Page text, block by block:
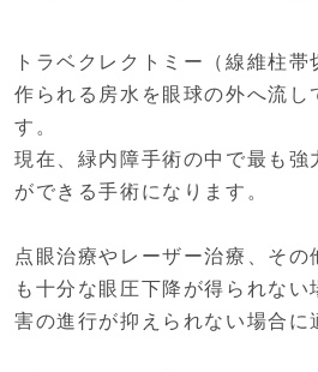
トラベクレクトミー（線維柱
作られる房水を眼球の外へ流し
す。
現在、緑内障手術の中で最も強
ができる手術になります。
点眼治療やレーザー治療、その
も十分な眼圧下降が得られな
害の進行が抑えられない場合に